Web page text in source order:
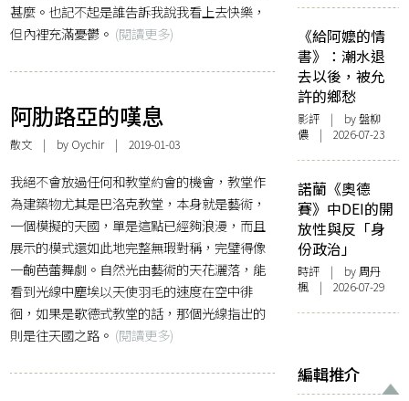
甚麼。也記不起是誰告訴我說我看上去快樂，
但內裡充滿憂鬱。 (閱讀更多)
阿肋路亞的嘆息
散文 | by Oychir| 2019-01-03
我絕不會放過任何和教堂約會的機會，教堂作
為建築物尤其是巴洛克教堂，本身就是藝術，
一個模擬的天國，單是這點已經夠浪漫，而且
展示的模式還如此地完整無瑕對稱，完璧得像
一齣芭蕾舞劇。自然光由藝術的天花灑落，能
看到光線中塵埃以天使羽毛的速度在空中徘
徊，如果是歌德式教堂的話，那個光線指出的
則是往天國之路。 (閱讀更多)
《給阿嬤的情
書》：潮水退
去以後，被允
許的鄉愁
影評 | by 盤柳
儂 | 2026-07-23
諾蘭《奧德
賽》中DEI的開
放性與反「身
份政治」
時評 | by周丹
楓 | 2026-07-29
編輯推介